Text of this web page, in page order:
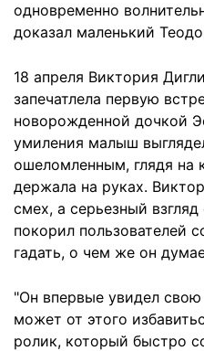
одновременно
доказал маленький
18 апреля Виктория
запечатлела первую
новорожденной дочкой
умиления малыш
ошеломленным, глядя на
держала на руках.
смех, а серьезный
покорил пользователей
гадать, о чем же он
"Он впервые увидел
может от этого
ролик, который быстро